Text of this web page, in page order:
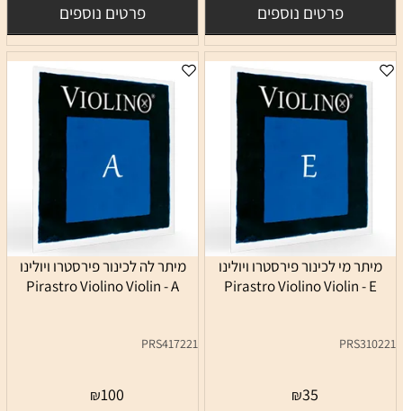
פרטים נוספים פרטים נוספים
מיתר מי לכינור פירסטרו ויולינו
Pirastro Violino Violin - E
PRS310221
₪35
מיתר לה לכינור פירסטרו ויולינו
Pirastro Violino Violin - A
PRS417221
₪100